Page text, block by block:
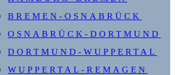
BREMEN-OSNABRÜCK
OSNABRÜCK-DORTMUND
DORTMUND-WUPPERTAL
WUPPERTAL-REMAGEN